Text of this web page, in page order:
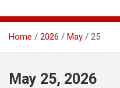
Home 2026 May 25
May 25, 2026